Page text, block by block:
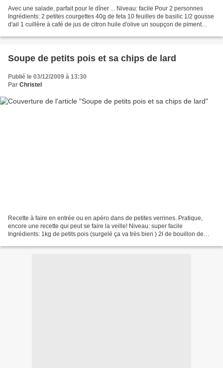
Avec une salade, parfait pour le dîner ... Niveau: facile Pour 2 personnes
Ingrédients: 2 petites courgettes 40g de feta 10 feuilles de basilic 1/2 gousse
d'ail 1 cuillère à café de jus de citron huile d'olive un soupçon de piment
Soupe de petits pois et sa chips de lard
Publié le 03/12/2009 à 13:30
Par Christel
Recette à faire en entrée ou en apéro dans de petites verrines. Pratique,
encore une recette qui peut se faire la veille! Niveau: super facile
Ingrédients: 1kg de petits pois (surgelé ça va très bien ) 2l de bouillon de